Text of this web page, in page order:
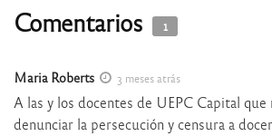
Comentarios 1
Maria Roberts 3 meses atrás
A las y los docentes de UEPC Capital que
denunciar la persecución y censura a